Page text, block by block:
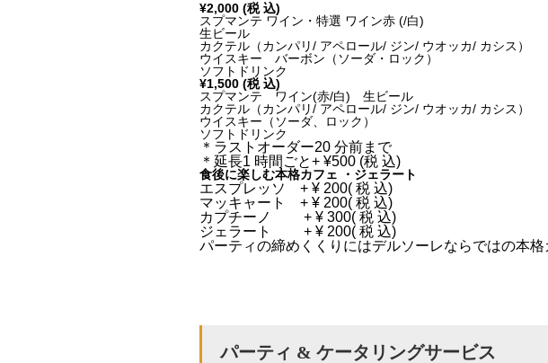
¥2,000 (税 込)
スプマンテ ワイン・特選 ワイン赤 (/白)
生ビール
カクテル（カンパリ/ アペロール/ ジン/ ウオッカ/ カシス）
ウイスキー バーボン（ソーダ・ロック）
ソフトドリンク
¥1,500 (税 込)
スプマンテ ワイン(赤/白) 生ビール
カクテル（カンパリ/ アペロール/ ジン/ ウオッカ/ カシス）
ウイスキー（ソーダ、ロック）
ソフトドリンク
＊ラストオーダー20 分前まで
＊延長1 時間ごと+ ¥500 (税 込)
食後に楽しむ本格カフェ ・ジェラート
エスプレッソ + ¥ 200( 税 込)
マッキャート + ¥ 200( 税 込)
カプチーノ + ¥ 300( 税 込)
ジェラート + ¥ 200( 税 込)
パーティの締めくくりにはデルソーレならではの本
パーティ & ケータリングサービス